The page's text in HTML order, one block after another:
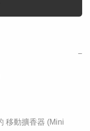
−
移動擴香器 (Mini